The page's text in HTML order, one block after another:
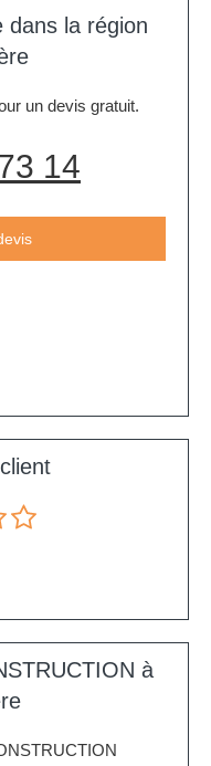
dans la région
un devis gratuit.
14
à